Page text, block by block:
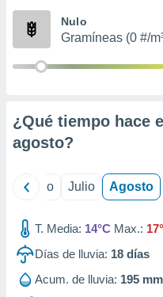
Nulo
Gramíneas (0 #/
¿Qué tiempo hace
agosto?
Junio Julio Agosto
T. Media: 14°C Max.:
Días de lluvia: 18 días
Acum. de lluvia: 195 mm